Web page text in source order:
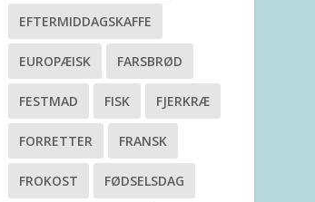
EFTERMIDDAGSKAFFE
EUROPÆISK FARSBRØD
FESTMAD FISK FJERKRÆ
FORRETTER FRANSK
FROKOST FØDSELSDAG